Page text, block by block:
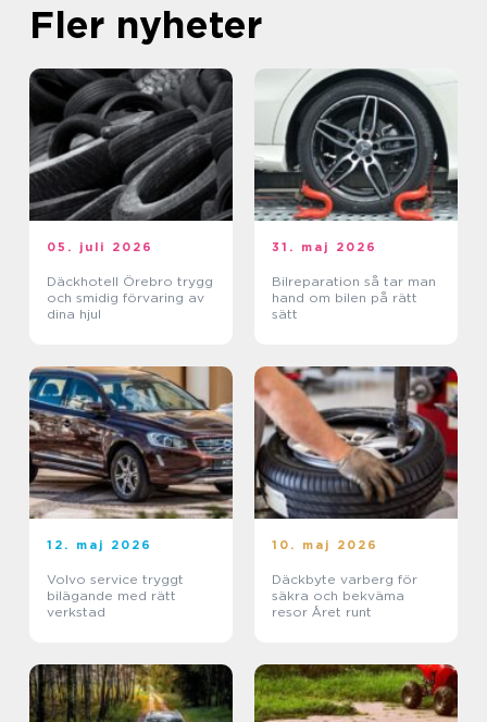
Fler nyheter
05. juli 2026
Däckhotell Örebro trygg
och smidig förvaring av
dina hjul
31. maj 2026
Bilreparation så tar man
hand om bilen på rätt
sätt
12. maj 2026
Volvo service tryggt
bilägande med rätt
verkstad
10. maj 2026
Däckbyte varberg för
säkra och bekväma
resor Året runt